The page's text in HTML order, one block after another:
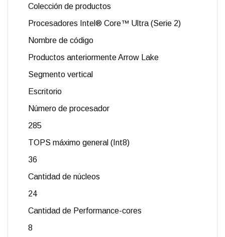
Colección de productos
Procesadores Intel® Core™ Ultra (Serie 2)
Nombre de código
Productos anteriormente Arrow Lake
Segmento vertical
Escritorio
Número de procesador
285
TOPS máximo general (Int8)
36
Cantidad de núcleos
24
Cantidad de Performance-cores
8